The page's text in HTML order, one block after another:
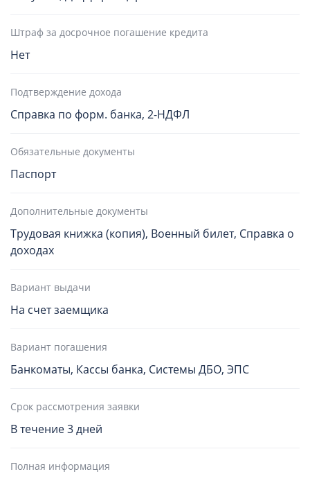
Штраф за досрочное погашение кредита
Нет
Подтверждение дохода
Справка по форм. банка, 2-НДФЛ
Обязательные документы
Паспорт
Дополнительные документы
Трудовая книжка (копия), Военный билет, Справка о
доходах
Вариант выдачи
На счет заемщика
Вариант погашения
Банкоматы, Кассы банка, Системы ДБО, ЭПС
Срок рассмотрения заявки
В течение 3 дней
Полная информация